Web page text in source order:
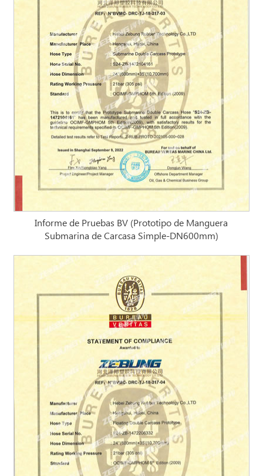
Informe de Pruebas BV (Prototipo de Manguera
Submarina de Carcasa Simple-DN600mm)